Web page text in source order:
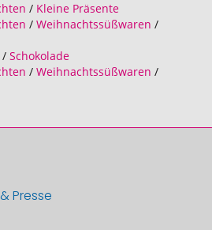
/ Kleine Präsente
/ Weihnachtssüßwaren /
/ Schokolade
/ Weihnachtssüßwaren /
Presse